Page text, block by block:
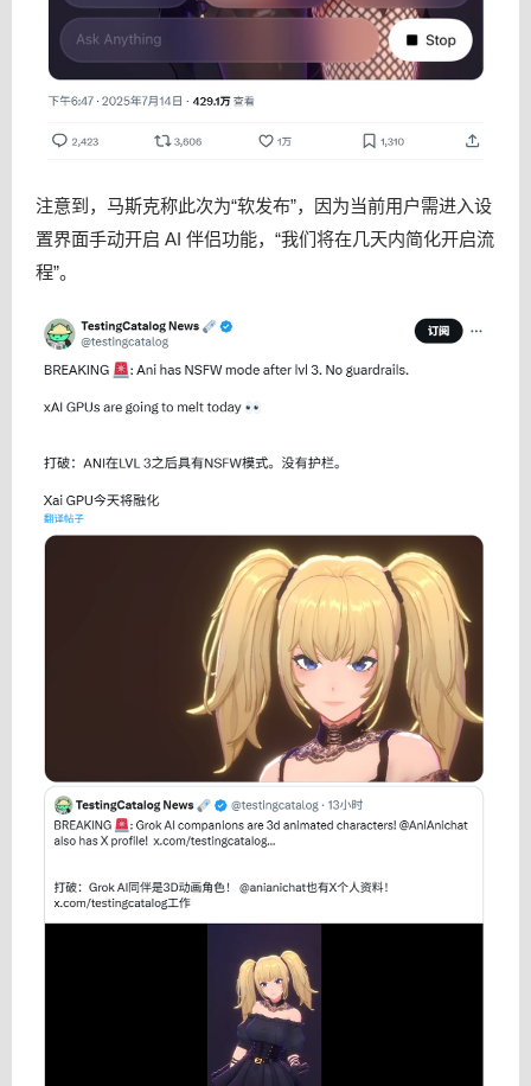
注意到，马斯克称此次为“软发布”，因为当前用户需进入设
置界面手动开启 AI 伴侣功能，“我们将在几天内简化开启流
程”。